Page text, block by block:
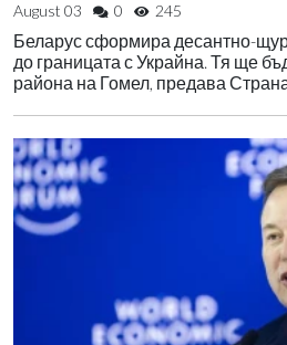
August 03 0 245
Беларус сформира десантно-
до границата с Украйна. Тя ще
района на Гомел, предава